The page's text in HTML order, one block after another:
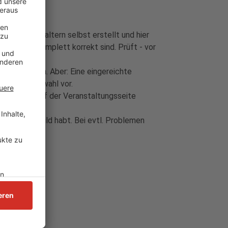
den Veranstaltern selbst erstellt und hier
immer komplett korrekt sind. Prüft - vor
machen. Aber: Eine eingereichte
und Auswahl vor.
sichtbar auf der Veranstaltungsseite
an dem Bild habt. Bei evtl. Problemen